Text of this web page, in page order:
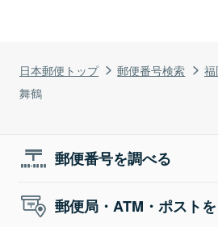
日本郵便トップ 郵便番号検索
舞鶴
郵便番号を調べる
郵便局・ATM・ポスト